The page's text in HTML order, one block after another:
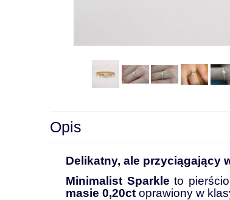
Opis
Delikatny, ale przyciągający
Minimalist Sparkle to
masie 0,20ct oprawiony w